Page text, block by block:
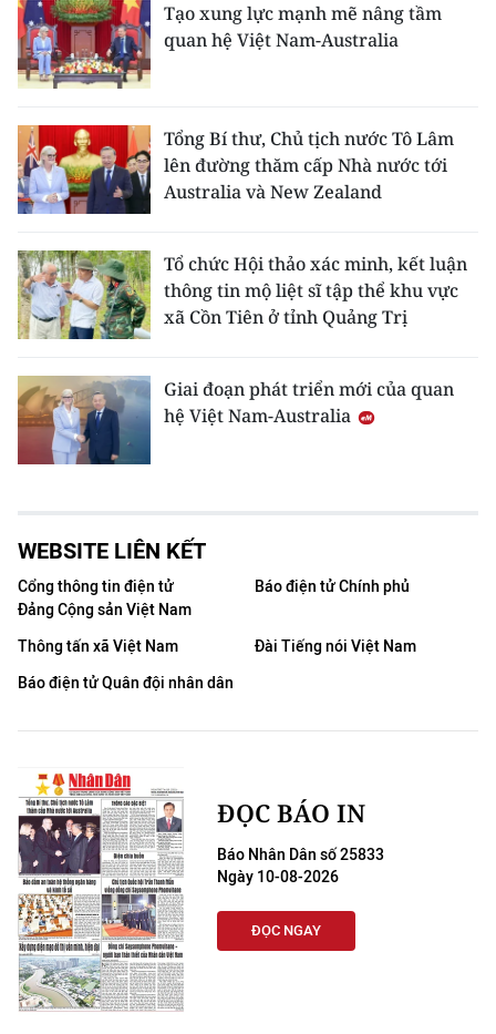
Tạo xung lực mạnh mẽ nâng tầm
quan hệ Việt Nam-Australia
Tổng Bí thư, Chủ tịch nước Tô Lâm
lên đường thăm cấp Nhà nước tới
Australia và New Zealand
Tổ chức Hội thảo xác minh, kết luận
thông tin mộ liệt sĩ tập thể khu vực
xã Cồn Tiên ở tỉnh Quảng Trị
Giai đoạn phát triển mới của quan
hệ Việt Nam-Australia
WEBSITE LIÊN KẾT
Cổng thông tin điện tử
Đảng Cộng sản Việt Nam
Báo điện tử Chính phủ
Thông tấn xã Việt Nam
Đài Tiếng nói Việt Nam
Báo điện tử Quân đội nhân dân
ĐỌC BÁO IN
Báo Nhân Dân số 25833
Ngày 10-08-2026
ĐỌC NGAY